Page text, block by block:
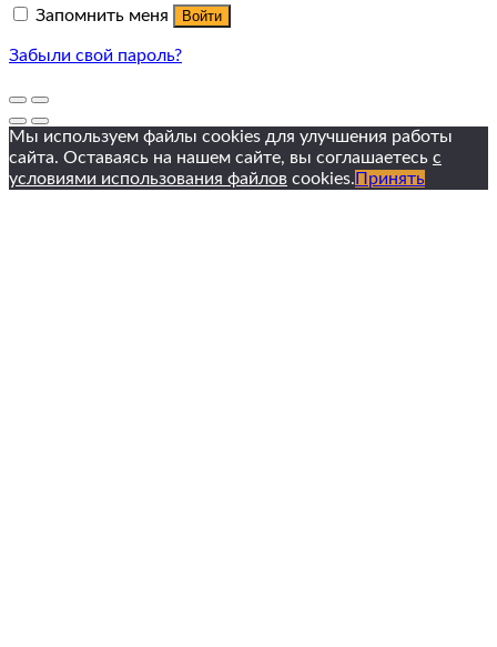
Запомнить меня Войти
Забыли свой пароль?
Мы используем файлы cookies для улучшения работы
сайта. Оставаясь на нашем сайте, вы соглашаетесь с
условиями использования файлов cookies. Принять